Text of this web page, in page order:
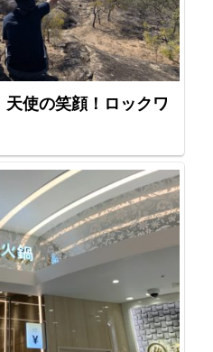
使の笑顔！ロックワ